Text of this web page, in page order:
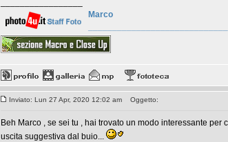
Marco
Inviato: Lun 27 Apr, 2020 12:02 am Oggetto:
Beh Marco , se sei tu , hai trovato un modo interessante
uscita suggestiva dal buio...